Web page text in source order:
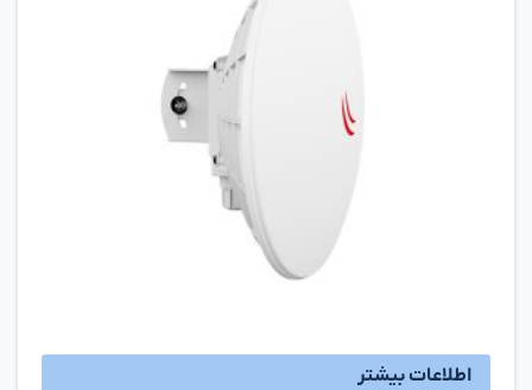
اطلاعات بیشتر